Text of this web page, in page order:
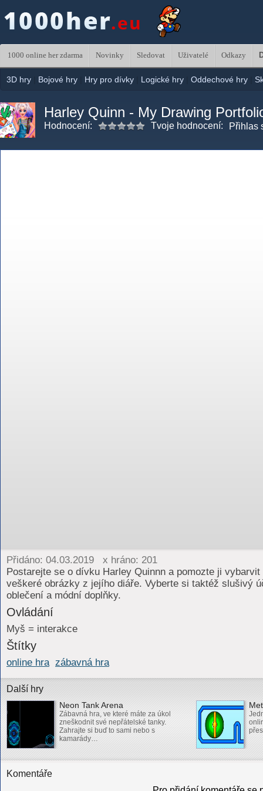
1000 online her zdarma Novinky Sledovat Uživatelé Odkazy
3D hry Bojové hry Hry pro dívky Logické hry Oddechové hry
Harley Quinn - My Drawing
Hodnocení: Tvoje hodnocení: Přihlas
Přidáno: 04.03.2019 x hráno: 201
Postarejte se o dívku Harley Quinnn a pomozte ji vybarvit
veškeré obrázky z jejího diáře. Vyberte si taktéž slušivý
oblečení a módní doplňky.
Ovládání
Myš = interakce
Štítky
online hra zábavná hra
Další hry
Neon Tank Arena
Zábavná hra, ve které máte za úkol
zneškodnit své nepřátelské tanky.
Zahrajte si buď to sami nebo s
kamarády…
Komentáře